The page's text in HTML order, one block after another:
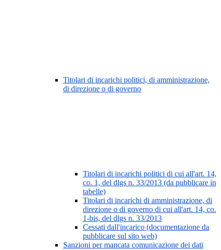
Titolari di incarichi politici, di amministrazione,
di direzione o di governo
Titolari di incarichi politici di cui all'art. 14,
co. 1, del dlgs n. 33/2013 (da pubblicare in
tabelle)
Titolari di incarichi di amministrazione, di
direzione o di governo di cui all'art. 14, co.
1-bis, del dlgs n. 33/2013
Cessati dall'incarico (documentazione da
pubblicare sul sito web)
Sanzioni per mancata comunicazione dei dati